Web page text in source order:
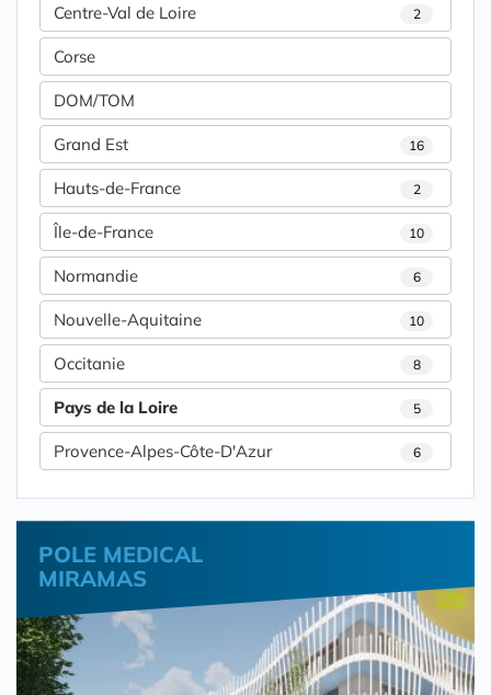
Centre-Val de Loire 2
Corse
DOM/TOM
Grand Est 16
Hauts-de-France 2
Île-de-France 10
Normandie 6
Nouvelle-Aquitaine 10
Occitanie 8
Pays de la Loire 5
Provence-Alpes-Côte-D'Azur 6
POLE MEDICAL
MIRAMAS